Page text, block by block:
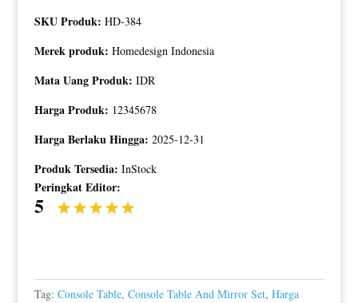
SKU Produk: HD-384
Merek produk: Homedesign Indonesia
Mata Uang Produk: IDR
Harga Produk: 12345678
Harga Berlaku Hingga: 2025-12-31
Produk Tersedia: InStock
Peringkat Editor:
5
Tag: Console Table, Console Table And Mirror Set, Harga